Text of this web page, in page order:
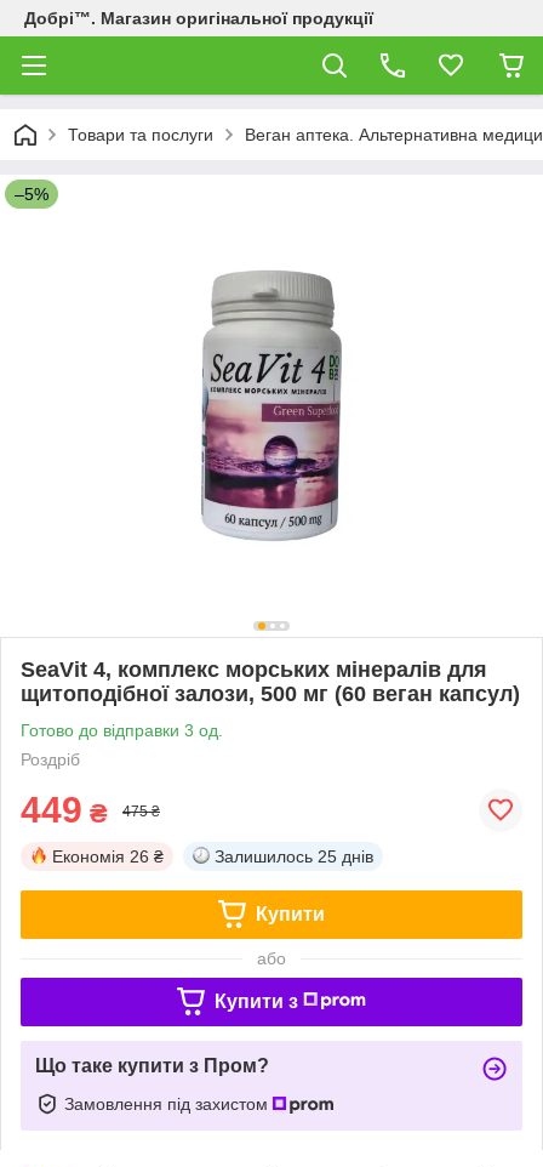
Добрі™. Магазин оригінальної продукції
Товари та послуги Веган аптека. Альтернативна
–5%
SeaVit 4, комплекс морських мінералів для
щитоподібної залози, 500 мг (60 веган капсул)
Готово до відправки 3 од.
Роздріб
449 ₴ 475 ₴
Економія 26 ₴ Залишилось 25 днів
Купити
або
Купити з
Що таке купити з Пром?
Замовлення під захистом